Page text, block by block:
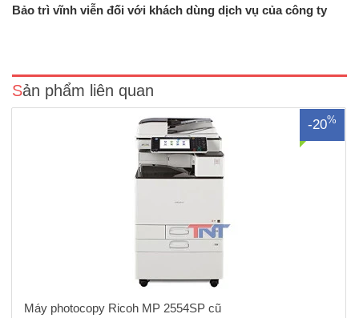
Bảo trì vĩnh viễn đối với khách dùng dịch vụ của công ty
Sản phẩm liên quan
-20%
vẫn còn rất mới - SP bán chạy Với một chiếc máy photocopy được
Máy photocopy Ricoh MP 2554SP cũ